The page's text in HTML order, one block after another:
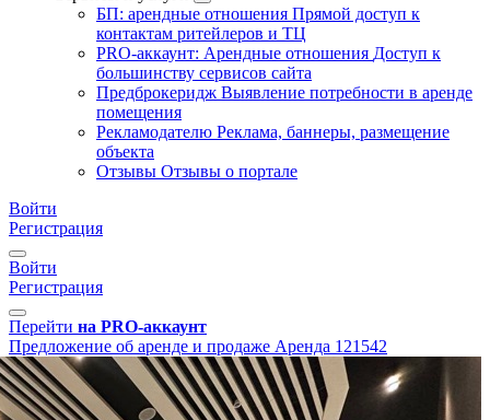
БП: арендные отношения Прямой доступ к
контактам ритейлеров и ТЦ
PRO-аккаунт: Арендные отношения Доступ к
большинству сервисов сайта
Предброкеридж Выявление потребности в аренде
помещения
Рекламодателю Реклама, баннеры, размещение
объекта
Отзывы Отзывы о портале
Войти
Регистрация
Войти
Регистрация
Перейти на PRO-аккаунт
Предложение об аренде и продаже Аренда 121542